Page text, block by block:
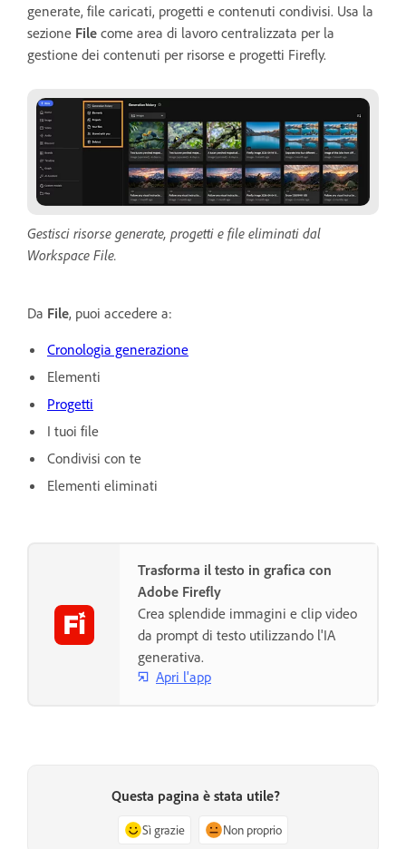
generate, file caricati, progetti e contenuti condivisi. Usa la
sezione File come area di lavoro centralizzata per la
gestione dei contenuti per risorse e progetti Firefly.
Gestisci risorse generate, progetti e file eliminati dal
Workspace File.
Da File, puoi accedere a:
Cronologia generazione
Elementi
Progetti
I tuoi file
Condivisi con te
Elementi eliminati
Trasforma il testo in grafica con
Adobe Firefly
Crea splendide immagini e clip video
da prompt di testo utilizzando l'IA
generativa.
Apri l'app
Questa pagina è stata utile?
Sì grazie Non proprio